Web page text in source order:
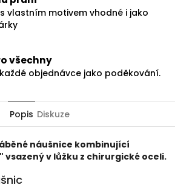
vlastním motivem vhodné i jako
všechny
objednávce jako poděkování.
Popis Diskuze
náušnice kombinující
v lůžku z chirurgické oceli.